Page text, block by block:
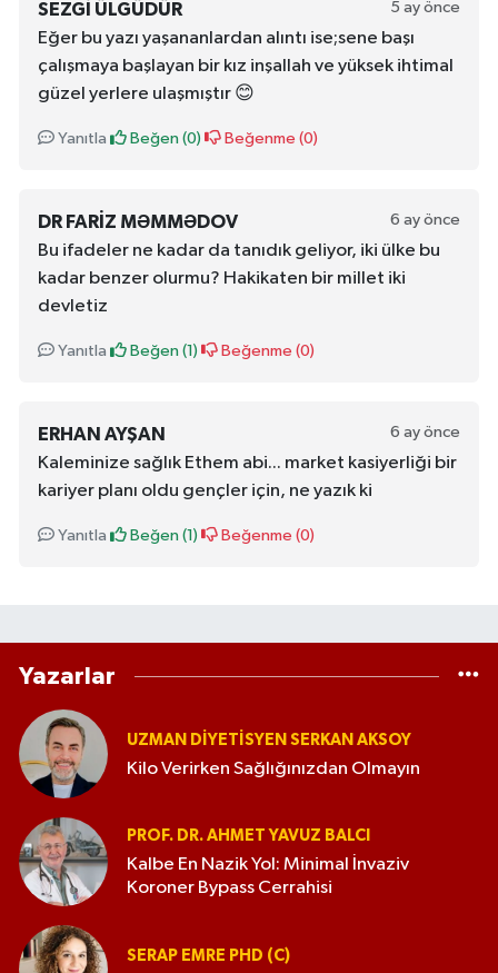
SEZGI ÜLGÜDÜR 5 ay önce
Eğer bu yazı yaşananlardan alıntı ise;sene başı
çalışmaya başlayan bir kız inşallah ve yüksek ihtimal
güzel yerlere ulaşmıştır 😊
Yanıtla Beğen (0) Beğenme (0)
DR FARIZ MƏMMƏDOV 6 ay önce
Bu ifadeler ne kadar da tanıdık geliyor, iki ülke bu
kadar benzer olurmu? Hakikaten bir millet iki
devletiz
Yanıtla Beğen (1 ) Beğenme (0)
ERHAN AYŞAN 6 ay önce
Kaleminize sağlık Ethem abi... market kasiyerliği bir
kariyer planı oldu gençler için, ne yazık ki
Yanıtla Beğen (1 ) Beğenme (0)
Yazarlar
UZMAN DIYETISYEN SERKAN AKSOY
Kilo Verirken Sağlığınızdan Olmayın
PROF. DR. AHMET YAVUZ BALCI
Kalbe En Nazik Yol: Minimal İnvaziv
Koroner Bypass Cerrahisi
SERAP EMRE PHD (C)